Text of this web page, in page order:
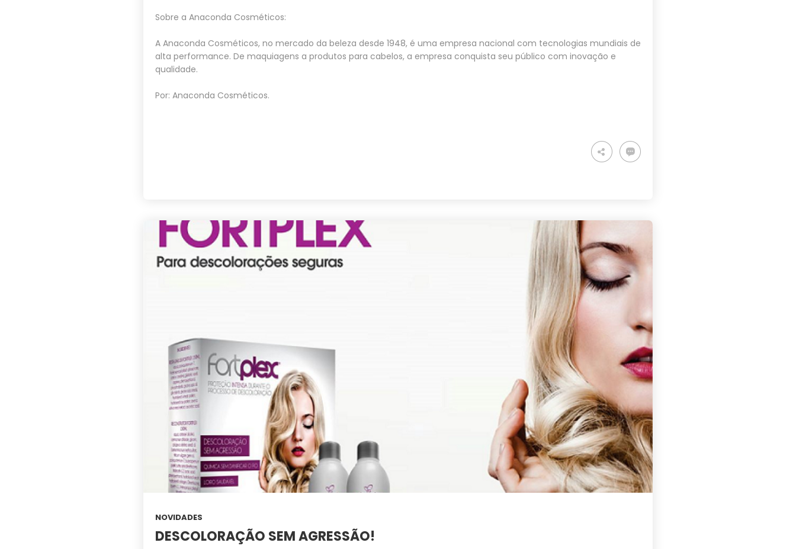
Sobre a Anaconda Cosméticos:
A Anaconda Cosméticos, no mercado da beleza desde 1948, é uma empresa nacional com tecnologias mundiais de
alta performance. De maquiagens a produtos para cabelos, a empresa conquista seu público com inovação e
qualidade.
Por: Anaconda Cosméticos.
NOVIDADES
DESCOLORAÇÃO SEM AGRESSÃO!